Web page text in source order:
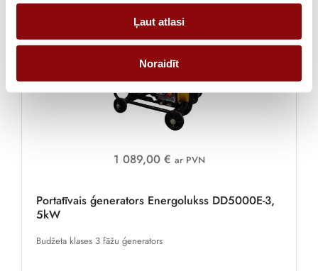
Ļaut atlasi
Noraidīt
1 089,00 € ar PVN
Portatīvais ģenerators Energolukss DD5000E-3,
5kW
Budžeta klases 3 fāžu ģenerators